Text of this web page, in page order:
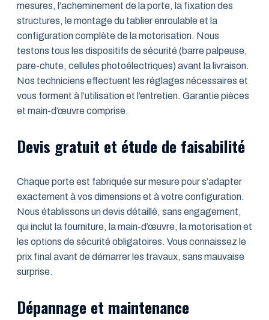
mesures, l’acheminement de la porte, la fixation des
structures, le montage du tablier enroulable et la
configuration complète de la motorisation. Nous
testons tous les dispositifs de sécurité (barre palpeuse,
pare-chute, cellules photoélectriques) avant la livraison.
Nos techniciens effectuent les réglages nécessaires et
vous forment à l’utilisation et l’entretien. Garantie pièces
et main-d’œuvre comprise.
Devis gratuit et étude de faisabilité
Chaque porte est fabriquée sur mesure pour s’adapter
exactement à vos dimensions et à votre configuration.
Nous établissons un devis détaillé, sans engagement,
qui inclut la fourniture, la main-d’œuvre, la motorisation et
les options de sécurité obligatoires. Vous connaissez le
prix final avant de démarrer les travaux, sans mauvaise
surprise.
Dépannage et maintenance